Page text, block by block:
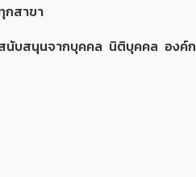
กสาขา
จากบุคคล นิติบุคคล องค์กรห